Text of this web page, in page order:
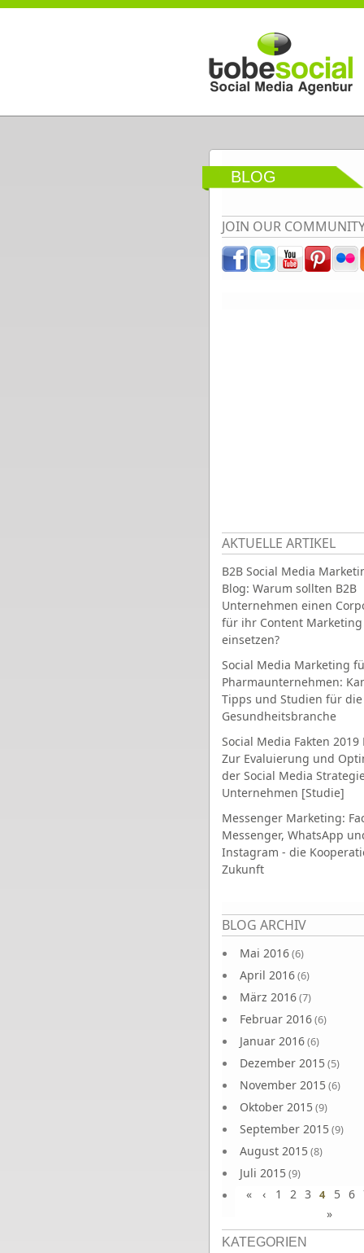
Direkt zum Inhalt
BLOG
JOIN OUR
AKTUELLE ARTIKEL
B2B Social Media
Blog: Warum sollten B2B
Unternehmen einen
für ihr Content Marketing
einsetzen?
Social Media Marketing
Pharmaunternehmen:
Tipps und Studien für die
Gesundheitsbranche
Social Media Fakten 2019
Zur Evaluierung und
der Social Media
Unternehmen [Studie]
Messenger Marketing:
Messenger, WhatsApp
Instagram - die
Zukunft
BLOG ARCHIV
Mai 2016(6)
April 2016(6)
März 2016(7)
Februar 2016(6)
Januar 2016(6)
Dezember 2015(5)
November 2015(6)
Oktober 2015(9)
September 2015(9)
August 2015(8)
Juli 2015(9)
Juni 2015(9)
Seiten
« ‹ 1 2 3 4 5 6
»
KATEGORIEN